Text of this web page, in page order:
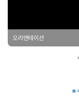
오리엔테이션
※